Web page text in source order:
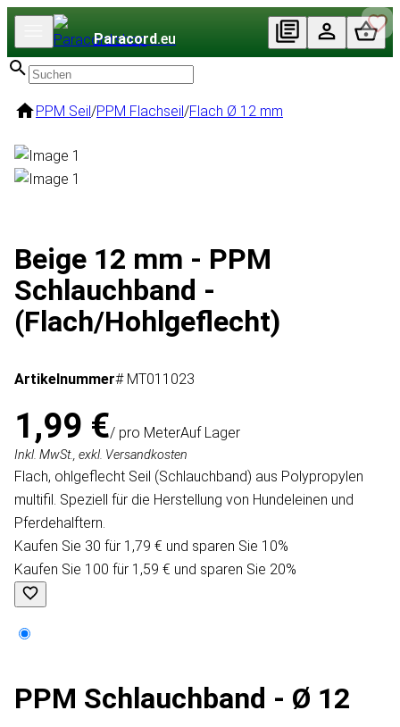
Paracord.eu
PPM Seil/PPM Flachseil/Flach Ø 12 mm
Beige 12 mm - PPM
Schlauchband -
(Flach/Hohlgeflecht)
Artikelnummer# MT011023
1,99 €/ pro MeterAuf Lager
Inkl. MwSt., exkl. Versandkosten
Flach, ohlgeflecht Seil (Schlauchband) aus Polypropylen
multifil. Speziell für die Herstellung von Hundeleinen und
Pferdehalftern.
Kaufen Sie 30 für 1,79 € und sparen Sie 10%
Kaufen Sie 100 für 1,59 € und sparen Sie 20%
PPM Schlauchband - Ø 12